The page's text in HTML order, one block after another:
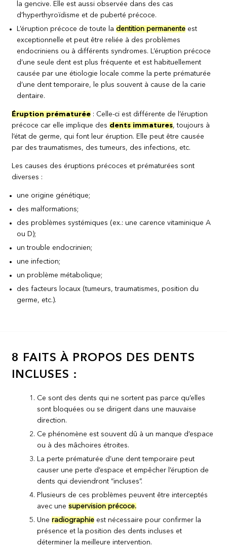
la gencive. Elle est aussi observée dans des cas
d’hyperthyroïdisme et de puberté précoce.
L’éruption précoce de toute la dentition permanente est
exceptionnelle et peut être reliée à des problèmes
endocriniens ou à différents syndromes. L’éruption précoce
d’une seule dent est plus fréquente et est habituellement
causée par une étiologie locale comme la perte prématurée
d’une dent temporaire, le plus souvent à cause de la carie
dentaire.
Éruption prématurée : Celle-ci est différente de l’éruption
précoce car elle implique des dents immatures, toujours à
l’état de germe, qui font leur éruption. Elle peut être causée
par des traumatismes, des tumeurs, des infections, etc.
Les causes des éruptions précoces et prématurées sont
diverses :
une origine génétique;
des malformations;
des problèmes systémiques (ex.: une carence vitaminique A
ou D);
un trouble endocrinien;
une infection;
un problème métabolique;
des facteurs locaux (tumeurs, traumatismes, position du
germe, etc.).
8 FAITS À PROPOS DES DENTS
INCLUSES :
Ce sont des dents qui ne sortent pas parce qu’elles
sont bloquées ou se dirigent dans une mauvaise
direction.
Ce phénomène est souvent dû à un manque d’espace
ou à des mâchoires étroites.
La perte prématurée d’une dent temporaire peut
causer une perte d’espace et empêcher l’éruption de
dents qui deviendront “incluses”.
Plusieurs de ces problèmes peuvent être interceptés
avec unesupervision précoce.
Uneradiographie est nécessaire pour confirmer la
présence et la position des dents incluses et
déterminer la meilleure intervention.